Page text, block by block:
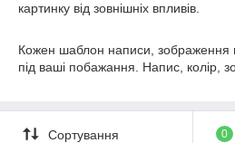
картинку від зовнішніх впливів.
Кожен шаблон написи, зображення
під ваші побажання. Напис, колір,
Сортування 0